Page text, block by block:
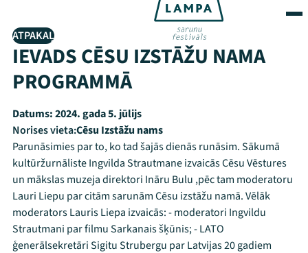
ATPAKAĻ
IEVADS CĒSU IZSTĀŽU NAMA
PROGRAMMĀ
Datums:2024. gada 5. jūlijs
Norises vieta:Cēsu Izstāžu nams
Parunāsimies par to, ko tad šajās dienās runāsim. Sākumā
kultūržurnāliste Ingvilda Strautmane izvaicās Cēsu Vēstures
un mākslas muzeja direktori Ināru Bulu ,pēc tam moderatoru
Lauri Liepu par citām sarunām Cēsu izstāžu namā. Vēlāk
moderators Lauris Liepa izvaicās: - moderatori Ingvildu
Strautmani par filmu Sarkanais šķūnis; - LATO
ģenerālsekretāri Sigitu Strubergu par Latvijas 20 gadiem